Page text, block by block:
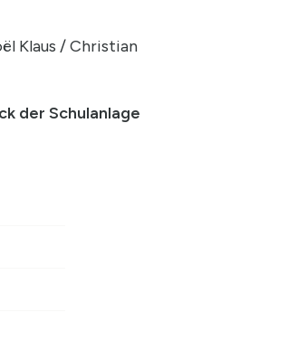
Klaus / Christian
der Schulanlage